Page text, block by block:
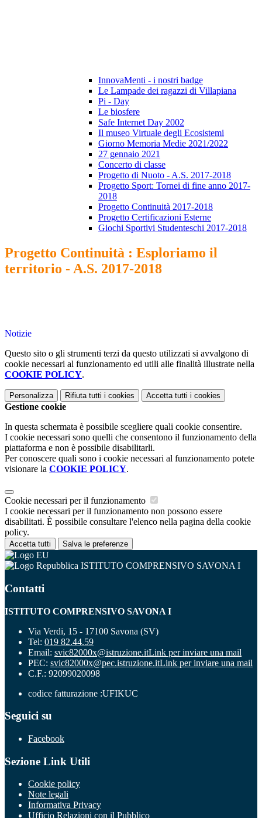
InnovaMenti - i nostri badge
Le Lampade dei ragazzi di Villapiana
Pi - Day
Le biosfere
Safe Internet Day 2002
Il museo Virtuale degli Ecosistemi
Giorno Memoria Medie 2021/2022
27 gennaio 2021
Concerto di classe
Progetto di Nuoto - A.S. 2017-2018
Progetto Sport: Tornei di fine anno 2017-
2018
Progetto Continuità 2017-2018
Progetto Certificazioni Esterne
Giochi Sportivi Studenteschi 2017-2018
Progetto Continuità : Esploriamo il
territorio - A.S. 2017-2018
Notizie
Questo sito o gli strumenti terzi da questo utilizzati si avvalgono di
cookie necessari al funzionamento ed utili alle finalità illustrate nella
COOKIE POLICY.
Personalizza Rifiuta tutti i cookies Accetta tutti i cookies
Gestione cookie
In questa schermata è possibile scegliere quali cookie consentire.
I cookie necessari sono quelli che consentono il funzionamento della
piattaforma e non è possibile disabilitarli.
Per conoscere quali sono i cookie necessari al funzionamento potete
visionare la COOKIE POLICY.
Cookie necessari per il funzionamento
I cookie necessari per il funzionamento non possono essere
disabilitati. È possibile consultare l'elenco nella pagina della cookie
policy.
Accetta tutti Salva le preferenze
ISTITUTO COMPRENSIVO SAVONA I
Contatti
ISTITUTO COMPRENSIVO SAVONA I
Via Verdi, 15 - 17100 Savona (SV)
Tel: 019 82.44.59
Email: svic82000x@istruzione.itLink per inviare una mail
PEC: svic82000x@pec.istruzione.itLink per inviare una mail
C.F.: 92099020098
codice fatturazione :UFIKUC
Seguici su
Facebook
Sezione Link Utili
Cookie policy
Note legali
Informativa Privacy
Ufficio Relazioni con il Pubblico